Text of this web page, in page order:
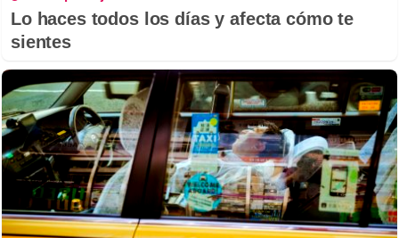
Lo haces todos los días y afecta cómo te
sientes